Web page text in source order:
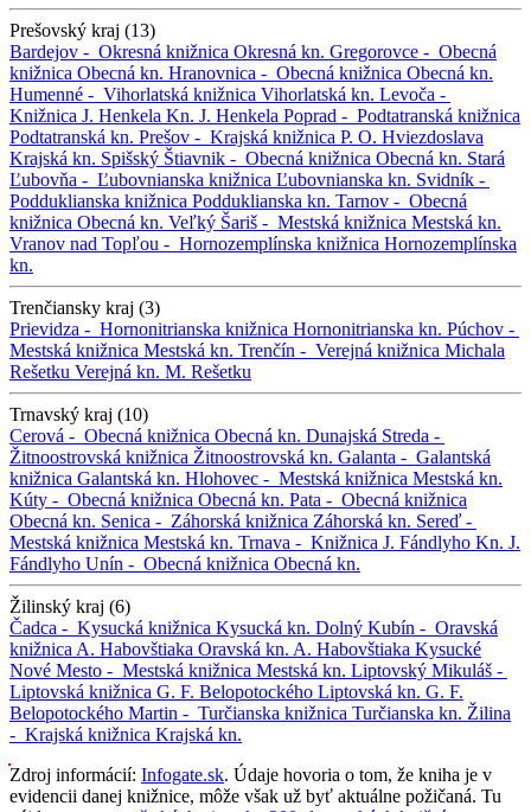
Prešovský kraj (13)
Bardejov - Okresná knižnica Okresná kn. Gregorovce - Obecná
knižnica Obecná kn. Hranovnica - Obecná knižnica Obecná kn.
Humenné - Vihorlatská knižnica Vihorlatská kn. Levoča -
Knižnica J. Henkela Kn. J. Henkela Poprad - Podtatranská knižnica
Podtatranská kn. Prešov - Krajská knižnica P. O. Hviezdoslava
Krajská kn. Spišský Štiavnik - Obecná knižnica Obecná kn. Stará
Ľubovňa - Ľubovnianska knižnica Ľubovnianska kn. Svidník -
Podduklianska knižnica Podduklianska kn. Tarnov - Obecná
knižnica Obecná kn. Veľký Šariš - Mestská knižnica Mestská kn.
Vranov nad Topľou - Hornozemplínska knižnica Hornozemplínska
kn.
Trenčiansky kraj (3)
Prievidza - Hornonitrianska knižnica Hornonitrianska kn. Púchov -
Mestská knižnica Mestská kn. Trenčín - Verejná knižnica Michala
Rešetku Verejná kn. M. Rešetku
Trnavský kraj (10)
Cerová - Obecná knižnica Obecná kn. Dunajská Streda -
Žitnoostrovská knižnica Žitnoostrovská kn. Galanta - Galantská
knižnica Galantská kn. Hlohovec - Mestská knižnica Mestská kn.
Kúty - Obecná knižnica Obecná kn. Pata - Obecná knižnica
Obecná kn. Senica - Záhorská knižnica Záhorská kn. Sereď -
Mestská knižnica Mestská kn. Trnava - Knižnica J. Fándlyho Kn. J.
Fándlyho Unín - Obecná knižnica Obecná kn.
Žilinský kraj (6)
Čadca - Kysucká knižnica Kysucká kn. Dolný Kubín - Oravská
knižnica A. Habovštiaka Oravská kn. A. Habovštiaka Kysucké
Nové Mesto - Mestská knižnica Mestská kn. Liptovský Mikuláš -
Liptovská knižnica G. F. Belopotockého Liptovská kn. G. F.
Belopotockého Martin - Turčianska knižnica Turčianska kn. Žilina
- Krajská knižnica Krajská kn.
Zdroj informácií: Infogate.sk. Údaje hovoria o tom, že kniha je v
evidencii danej knižnice, môže však už byť aktuálne požičaná. Tu